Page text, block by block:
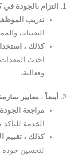
1.
التزام بالجودة
تدريب
التقنيات
كذلك ،
أحدث
وفعالية.
2. أيضاً ، معايير
مراجعة الجودة
الخدمة
كذلك ، تقييم
لتحسين جودة